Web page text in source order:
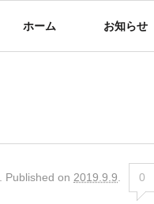
ホーム お知らせ
Published on 2019.9.9 0